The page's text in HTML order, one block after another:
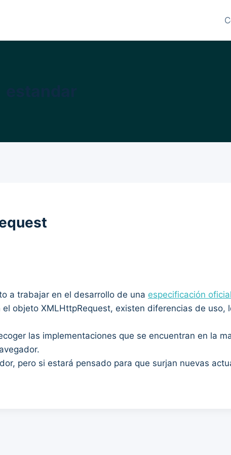
a trabajar en el desarrollo de una especificación oficial
objeto XMLHttpRequest, existen diferencias de uso,
las implementaciones que se encuentran en la
pero si estará pensado para que surjan nuevas